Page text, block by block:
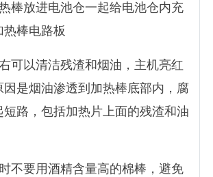
棒放进电池仓一起给电池仓内充
热棒电路板
可以清洁残渣和烟油，主机亮红
因是烟油渗透到加热棒底部内，腐
短路，包括加热片上面的残渣和油
不要用酒精含量高的棉棒，避免